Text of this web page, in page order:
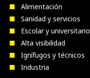
Alimentación
Sanidad y servicios
Escolar y universitario
Alta visibilidad
Ignífugos y técnicos
Industria